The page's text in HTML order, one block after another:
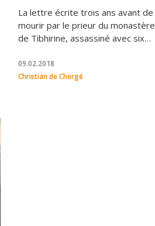
La lettre écrite trois ans avant de
mourir par le prieur du monastère
de Tibhirine, assassiné avec six
09.02.2018
Christian de Chergé